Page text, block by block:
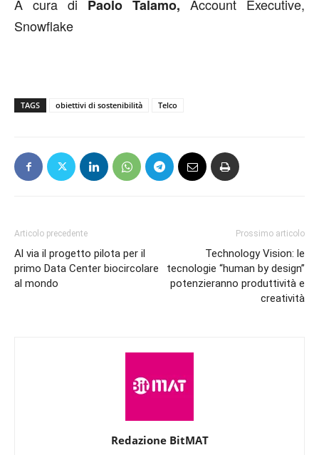
A cura di Paolo Talamo, Account Executive,
Snowflake
TAGS obiettivi di sostenibilità Telco
Articolo precedente
Al via il progetto pilota per il
primo Data Center biocircolare
al mondo
Prossimo articolo
Technology Vision: le
tecnologie “human by design”
potenzieranno produttività e
creatività
Redazione BitMAT